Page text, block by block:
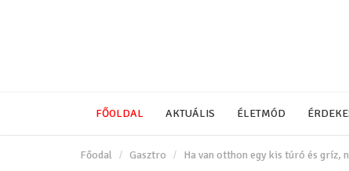
FŐOLDAL AKTUÁLIS ÉLETMÓD
Főodal Gasztro Ha van otthon egy kis túró és gríz,